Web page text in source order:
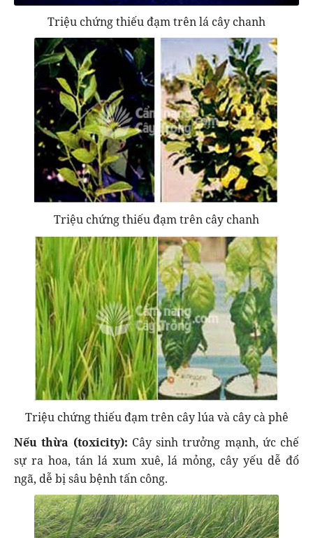
Triệu chứng thiếu đạm trên lá cây chanh
Triệu chứng thiếu đạm trên cây chanh
Triệu chứng thiếu đạm trên cây lúa và cây cà phê
Nếu thừa (toxicity): Cây sinh trưởng mạnh, ức chế
sự ra hoa, tán lá xum xuê, lá mỏng, cây yếu dễ đổ
ngã, dễ bị sâu bệnh tấn công.